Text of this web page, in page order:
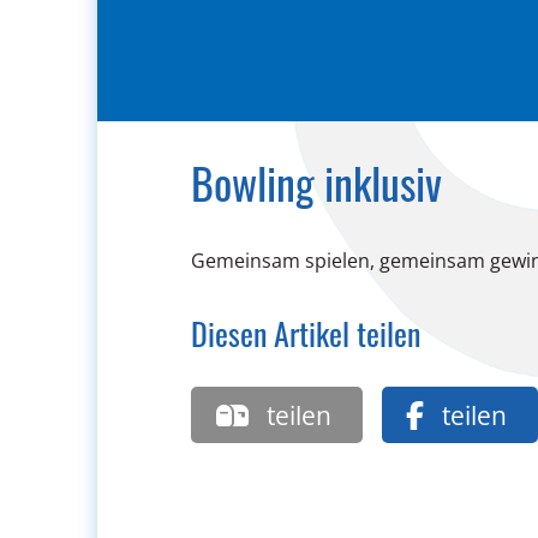
Bowling inklusiv
Gemeinsam spielen, gemeinsam
Diesen Artikel teilen
teilen teilen